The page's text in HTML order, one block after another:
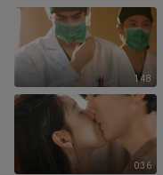
1:48
0:36